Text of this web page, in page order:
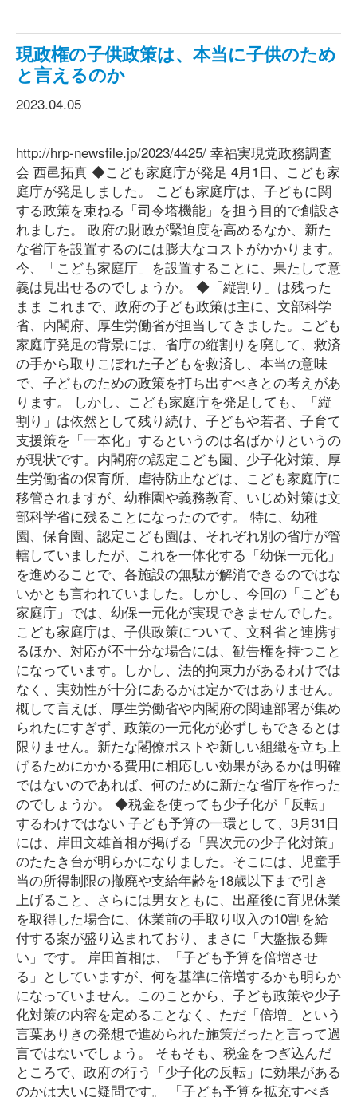
現政権の子供政策は、本当に子供のため
と言えるのか
2023.04.05
http://hrp-newsfile.jp/2023/4425/ 幸福実現党政務調査
会 西邑拓真 ◆こども家庭庁が発足 4月1日、こども家
庭庁が発足しました。 こども家庭庁は、子どもに関
する政策を束ねる「司令塔機能」を担う目的で創設さ
れました。 政府の財政が緊迫度を高めるなか、新た
な省庁を設置するのには膨大なコストがかかります。
今、「こども家庭庁」を設置することに、果たして意
義は見出せるのでしょうか。 ◆「縦割り」は残った
まま これまで、政府の子ども政策は主に、文部科学
省、内閣府、厚生労働省が担当してきました。こども
家庭庁発足の背景には、省庁の縦割りを廃して、救済
の手から取りこぼれた子どもを救済し、本当の意味
で、子どものための政策を打ち出すべきとの考えがあ
ります。 しかし、こども家庭庁を発足しても、「縦
割り」は依然として残り続け、子どもや若者、子育て
支援策を「一本化」するというのは名ばかりというの
が現状です。内閣府の認定こども園、少子化対策、厚
生労働省の保育所、虐待防止などは、こども家庭庁に
移管されますが、幼稚園や義務教育、いじめ対策は文
部科学省に残ることになったのです。 特に、幼稚
園、保育園、認定こども園は、それぞれ別の省庁が管
轄していましたが、これを一体化する「幼保一元化」
を進めることで、各施設の無駄が解消できるのではな
いかとも言われていました。しかし、今回の「こども
家庭庁」では、幼保一元化が実現できませんでした。
こども家庭庁は、子供政策について、文科省と連携す
るほか、対応が不十分な場合には、勧告権を持つこと
になっています。しかし、法的拘束力があるわけでは
なく、実効性が十分にあるかは定かではありません。
概して言えば、厚生労働省や内閣府の関連部署が集め
られたにすぎず、政策の一元化が必ずしもできるとは
限りません。新たな閣僚ポストや新しい組織を立ち上
げるためにかかる費用に相応しい効果があるかは明確
ではないのであれば、何のために新たな省庁を作った
のでしょうか。 ◆税金を使っても少子化が「反転」
するわけではない 子ども予算の一環として、3月31日
には、岸田文雄首相が掲げる「異次元の少子化対策」
のたたき台が明らかになりました。そこには、児童手
当の所得制限の撤廃や支給年齢を18歳以下まで引き
上げること、さらには男女ともに、出産後に育児休業
を取得した場合に、休業前の手取り収入の10割を給
付する案が盛り込まれており、まさに「大盤振る舞
い」です。 岸田首相は、「子ども予算を倍増させ
る」としていますが、何を基準に倍増するかも明らか
になっていません。このことから、子ども政策や少子
化対策の内容を定めることなく、ただ「倍増」という
言葉ありきの発想で進められた施策だったと言って過
言ではないでしょう。 そもそも、税金をつぎ込んだ
ところで、政府の行う「少子化の反転」に効果がある
のかは大いに疑問です。 「子ども予算を拡充すべき